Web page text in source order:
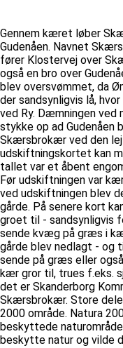
Gennem kæret løber
Gudenåen. Navnet
fører Klostervej over
også en bro over
blev oversvømmet, da
der sandsynligvis lå,
ved Ry. Dæmningen
stykke op ad Gudenåen
Skærsbrokær ved den
udskiftningskortet kan
tallet var et åbent
Før udskiftningen var
ved udskiftningen blev
gårde. På senere kort
groet til - sandsynligvis
sende kvæg på græs i
gårde blev nedlagt - og
sende på græs eller
kær gror til, trues f.eks.
det er Skanderborg
Skærsbrokær. Store
2000 område. Natura
beskyttede
beskytte natur og vilde